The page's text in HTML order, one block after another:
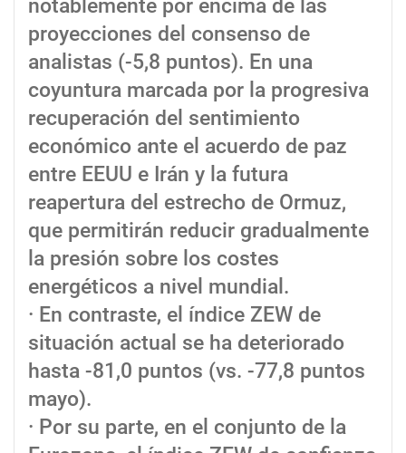
notablemente por encima de las
proyecciones del consenso de
analistas (-5,8 puntos). En una
coyuntura marcada por la progresiva
recuperación del sentimiento
económico ante el acuerdo de paz
entre EEUU e Irán y la futura
reapertura del estrecho de Ormuz,
que permitirán reducir gradualmente
la presión sobre los costes
energéticos a nivel mundial.
· En contraste, el índice ZEW de
situación actual se ha deteriorado
hasta -81,0 puntos (vs. -77,8 puntos
mayo).
· Por su parte, en el conjunto de la